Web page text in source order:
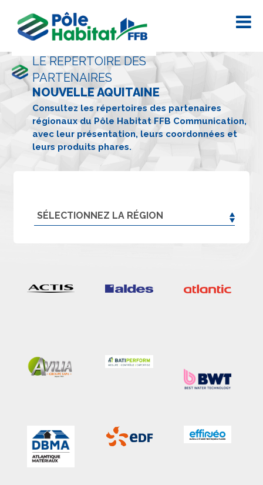
LE RÉPERTOIRE DES
PARTENAIRES
NOUVELLE AQUITAINE
Consultez les répertoires des partenaires
régionaux du Pôle Habitat FFB Communication,
avec leur présentation, leurs coordonnées et
leurs produits phares.